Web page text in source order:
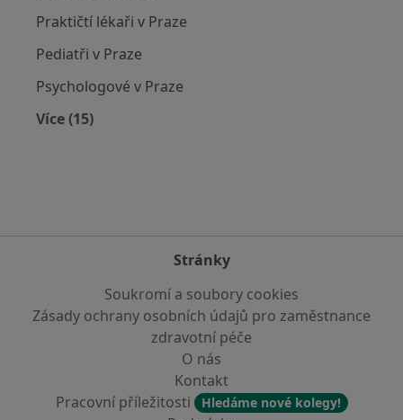
Praktičtí lékaři v Praze
Pediatři v Praze
Psychologové v Praze
Více (15)
Stránky
Soukromí a soubory cookies
Zásady ochrany osobních údajů pro zaměstnance
zdravotní péče
O nás
Kontakt
Pracovní příležitosti
Hledáme nové kolegy!